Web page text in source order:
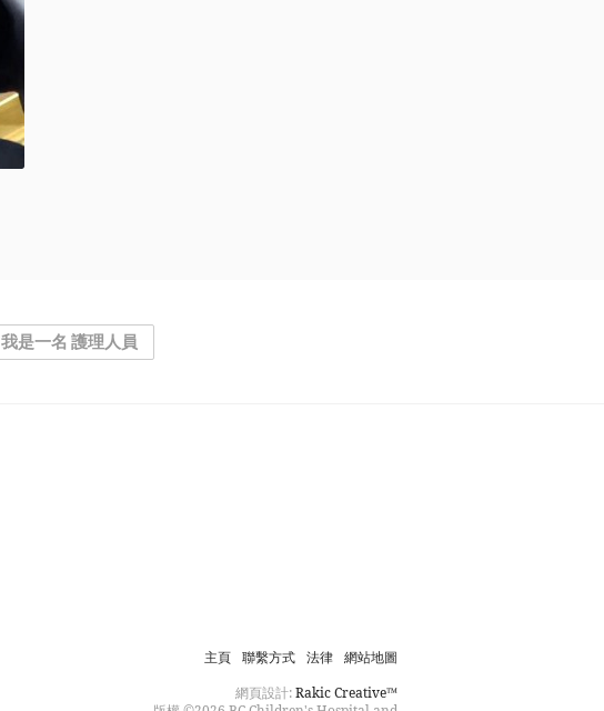
我是一名 護理人員
網站地圖
法律
聯繫方式
主頁
網頁設計:Rakic Creative™